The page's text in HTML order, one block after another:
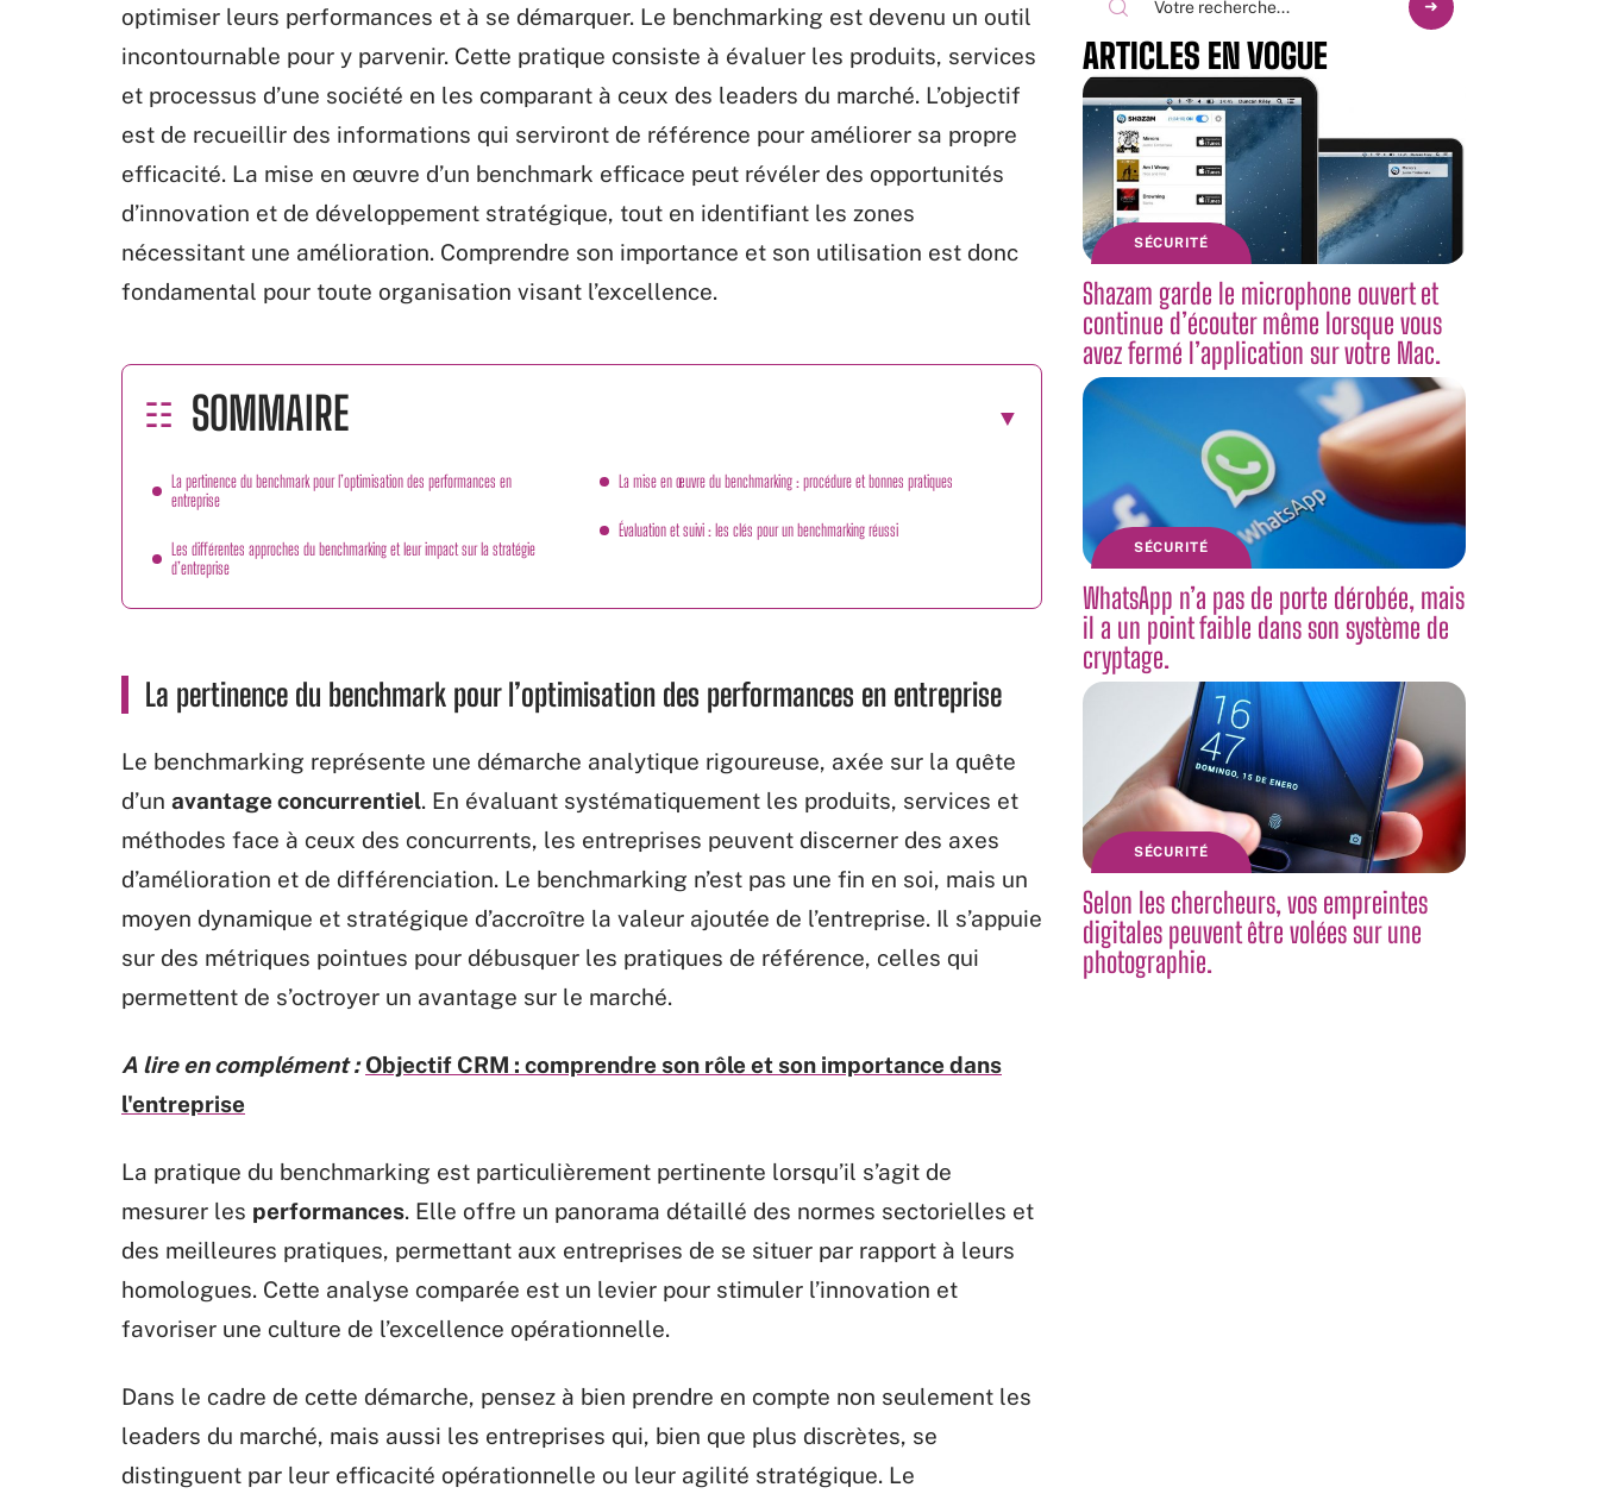
optimiser leurs performances et à se démarquer. Le benchmarking est devenu un outil
incontournable pour y parvenir. Cette pratique consiste à évaluer les produits, services
et processus d’une société en les comparant à ceux des leaders du marché. L’objectif
est de recueillir des informations qui serviront de référence pour améliorer sa propre
efficacité. La mise en œuvre d’un benchmark efficace peut révéler des opportunités
d’innovation et de développement stratégique, tout en identifiant les zones
nécessitant une amélioration. Comprendre son importance et son utilisation est donc
fondamental pour toute organisation visant l’excellence.
SOMMAIRE
La pertinence du benchmark pour l’optimisation des performances en
entreprise
Les différentes approches du benchmarking et leur impact sur la stratégie
d’entreprise
La mise en œuvre du benchmarking : procédure et bonnes pratiques
Évaluation et suivi : les clés pour un benchmarking réussi
La pertinence du benchmark pour l’optimisation des performances en entreprise
Le benchmarking représente une démarche analytique rigoureuse, axée sur la quête
d’un avantage concurrentiel. En évaluant systématiquement les produits, services et
méthodes face à ceux des concurrents, les entreprises peuvent discerner des axes
d’amélioration et de différenciation. Le benchmarking n’est pas une fin en soi, mais un
moyen dynamique et stratégique d’accroître la valeur ajoutée de l’entreprise. Il s’appuie
sur des métriques pointues pour débusquer les pratiques de référence, celles qui
permettent de s’octroyer un avantage sur le marché.
A lire en complément : Objectif CRM : comprendre son rôle et son importance dans
l'entreprise
La pratique du benchmarking est particulièrement pertinente lorsqu’il s’agit de
mesurer les performances. Elle offre un panorama détaillé des normes sectorielles et
des meilleures pratiques, permettant aux entreprises de se situer par rapport à leurs
homologues. Cette analyse comparée est un levier pour stimuler l’innovation et
favoriser une culture de l’excellence opérationnelle.
Dans le cadre de cette démarche, pensez à bien prendre en compte non seulement les
leaders du marché, mais aussi les entreprises qui, bien que plus discrètes, se
distinguent par leur efficacité opérationnelle ou leur agilité stratégique. Le
ARTICLES EN VOGUE
SÉCURITÉ
Shazam garde le microphone ouvert et
continue d’écouter même lorsque vous
avez fermé l’application sur votre Mac.
SÉCURITÉ
WhatsApp n’a pas de porte dérobée, mais
il a un point faible dans son système de
cryptage.
SÉCURITÉ
Selon les chercheurs, vos empreintes
digitales peuvent être volées sur une
photographie.